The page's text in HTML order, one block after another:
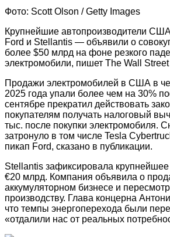
Фото: Scott Olson / Getty Images
Крупнейшие автопроизводители
Ford и Stellantis — объявили о
более $50 млрд на фоне резкого
электромобили, пишет The Wall
Продажи электромобилей в США в
2025 года упали более чем на 30%
сентябре прекратил действовать
покупателям получать налоговый
тыс. после покупки электромобиля.
затронуло в том числе Tesla
пикап Ford, сказано в публикации.
Stellantis зафиксировала
€20 млрд. Компания объявила о
аккумуляторном бизнесе и
производству. Глава концерна
что темпы энергоперехода были
«отдалили нас от реальных